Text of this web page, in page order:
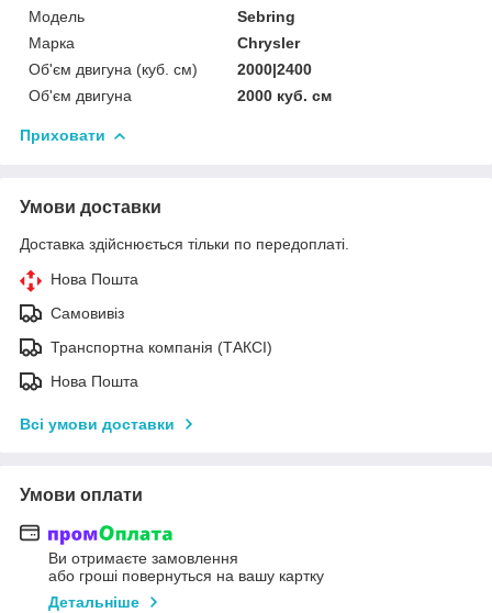
Мoдель
Sebring
Марка
Chrysler
Об'єм двигуна (куб. см)
2000|2400
Об'єм двигуна
2000 куб. cм
Приховати
Умови доставки
Доставка здійснюється тільки по передоплаті.
Нова Пошта
Самовивіз
Транспортна компанія (ТАКСІ)
Нова Пошта
Всі умови доставки
Умови оплати
Ви отримаєте замовлення
або гроші повернуться на вашу картку
Детальніше